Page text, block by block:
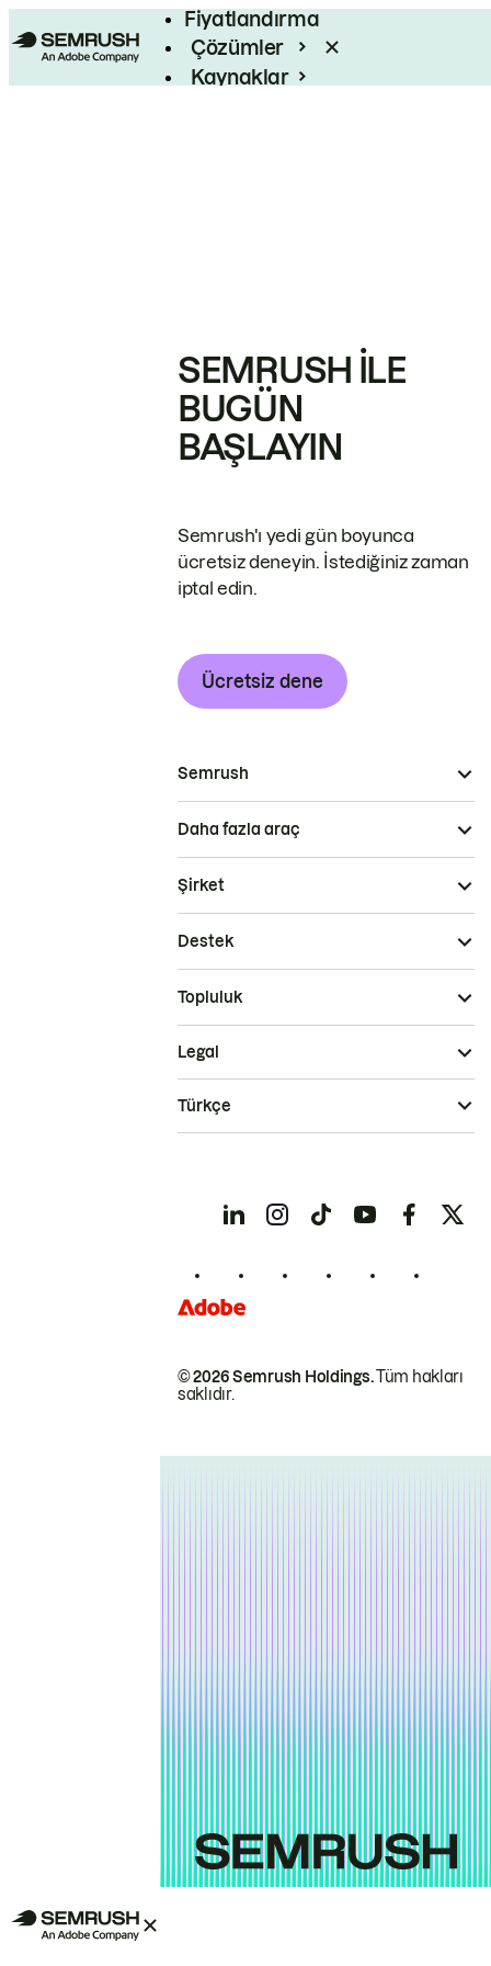
Fiyatlandırma
Çözümler
Kaynaklar
SEMRUSH ILE
BUGÜN
BAŞLAYIN
Semrush'ı yedi gün boyunca
ücretsiz deneyin. İstediğiniz zaman
iptal edin.
Ücretsiz dene
Semrush
Daha fazla araç
Şirket
Destek
Topluluk
© 2026 Semrush Holdings.Tüm hakları
saklıdır.
Legal
Türkçe